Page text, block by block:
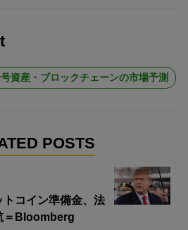
資産・ブロックチェーンの市場予測
POSTS
トコイン準備金、法
＝Bloomberg